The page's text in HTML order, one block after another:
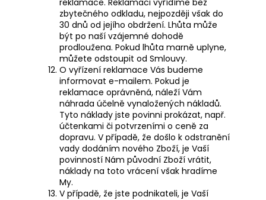
reklamace. Reklamaci vyřídíme bez
zbytečného odkladu, nejpozději však do
30 dnů od jejího obdržení. Lhůta může
být po naší vzájemné dohodě
prodloužena. Pokud lhůta marně uplyne,
můžete odstoupit od Smlouvy.
O vyřízení reklamace Vás budeme
informovat e-mailem. Pokud je
reklamace oprávněná, náleží Vám
náhrada účelně vynaložených nákladů.
Tyto náklady jste povinni prokázat, např.
účtenkami či potvrzeními o ceně za
dopravu. V případě, že došlo k odstranění
vady dodáním nového Zboží, je Vaší
povinností Nám původní Zboží vrátit,
náklady na toto vrácení však hradíme
My.
V případě, že jste podnikateli, je Vaší